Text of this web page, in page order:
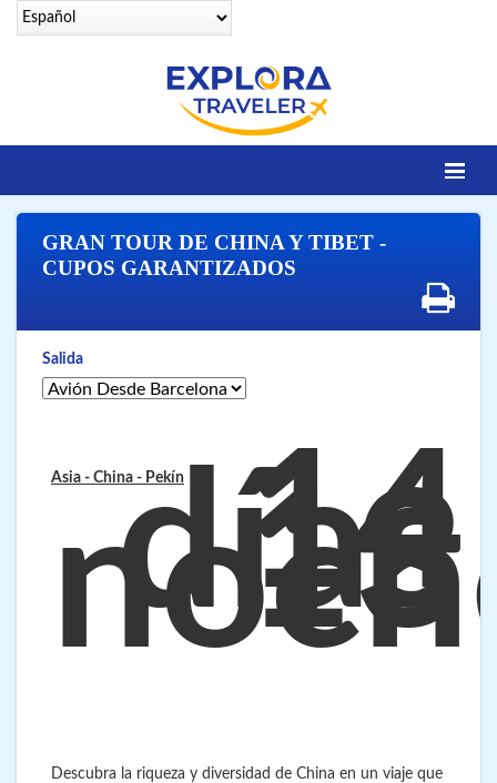
Identifícate
DESTINOS
OFERTAS SENIORS
EGIPTO LEGENDARIO
VUELOS 25 CIUDADES
VUELOS A SHARM
GRAN TOUR DE CHINA Y TIBET -
CUPOS GARANTIZADOS
Salida
Asia - China - Pekín 14
13
Descubra la riqueza y diversidad de China en un viaje que